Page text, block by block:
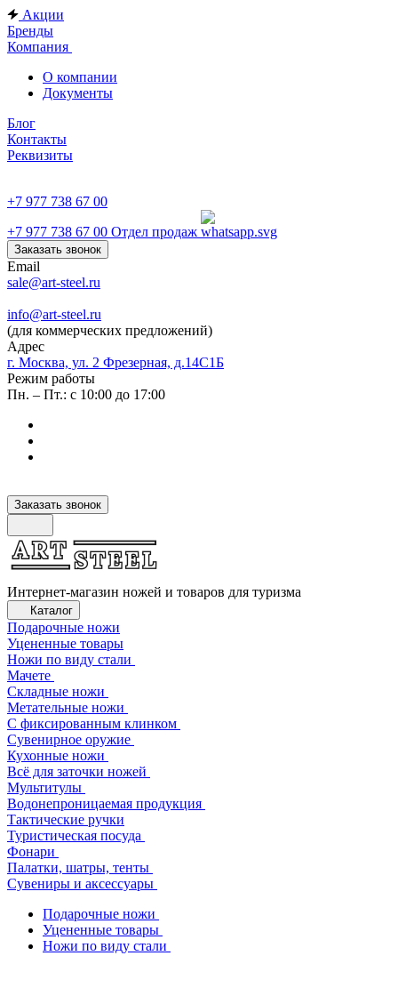
Акции
Бренды
Компания
О компании
Документы
Блог
Контакты
Реквизиты
+7 977 738 67 00
+7 977 738 67 00 Отдел продаж
Заказать звонок
Email
sale@art-steel.ru
info@art-steel.ru
(для коммерческих предложений)
Адрес
г. Москва, ул. 2 Фрезерная, д.14С1Б
Режим работы
Пн. – Пт.: с 10:00 до 17:00
Заказать звонок
Интернет-магазин ножей и товаров для туризма
Каталог
Подарочные ножи
Уцененные товары
Ножи по виду стали
Мачете
Складные ножи
Метательные ножи
С фиксированным клинком
Сувенирное оружие
Кухонные ножи
Всё для заточки ножей
Мультитулы
Водонепроницаемая продукция
Тактические ручки
Туристическая посуда
Фонари
Палатки, шатры, тенты
Сувениры и аксессуары
Подарочные ножи
Уцененные товары
Ножи по виду стали